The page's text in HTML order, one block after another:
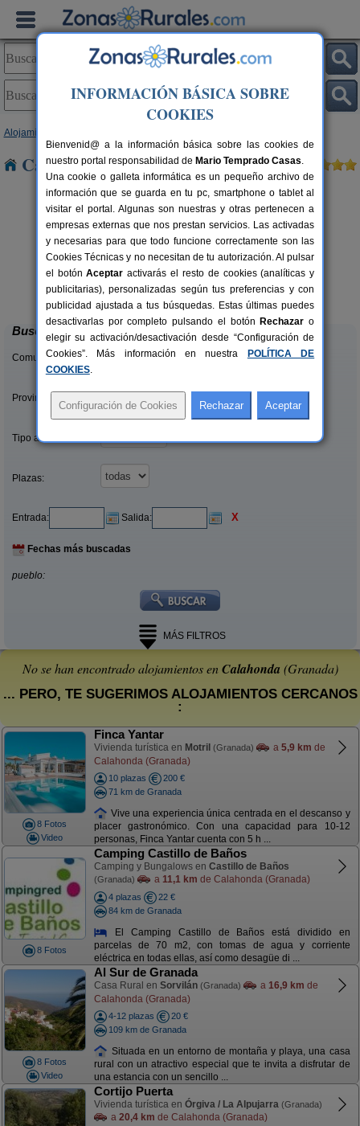
Alojamientos
Casas Rurales cerca de Calahonda
2-44+16 pers.
desde28 €
Complejo Rural Balcón de Valor
Válor (Granada)
Buscar
Comunidades:
Provincias/Islas:
Tipo alquiler:
Plazas:
Entrada: Salida: X
Fechas más buscadas
pueblo:
MÁS FILTROS
No se han encontrado alojamientos enCalahonda (Granada)
... PERO, TE SUGERIMOS ALOJAMIENTOS CERCANOS
:
8 Fotos
Video
Finca Yantar
Vivienda turística en Motril (Granada) a 5,9 km de
Calahonda (Granada)
10 plazas
200 €
71 km de Granada
Vive una experiencia única centrada en el descanso y
placer gastronómico. Con una capacidad para 10-12
personas, Finca Yantar cuenta con 5 h ...
8 Fotos
Camping Castillo de Baños
Camping y Bungalows en Castillo de Baños
(Granada) a 11,1 km de Calahonda (Granada)
4 plazas
22 €
84 km de Granada
El Camping Castillo de Baños está dividido en
parcelas de 70 m2, con tomas de agua y corriente
eléctrica en todas ellas, así como desagüe di ...
8 Fotos
Video
Al Sur de Granada
Casa Rural en Sorvilán (Granada) a 16,9 km de
Calahonda (Granada)
4-12 plazas
20 €
109 km de Granada
Situada en un entorno de montaña y playa, una casa
rural con un atractivo especial que te invita a disfrutar de
una estancia con un sencillo ...
Cortijo Puerta
Vivienda turística en Órgiva / La Alpujarra (Granada)
a 20,4 km de Calahonda (Granada)
INFORMACIÓN BÁSICA SOBRE
COOKIES
Bienvenid@ a la información básica sobre las cookies de
nuestro portal responsabilidad de Mario Temprado Casas.
Una cookie o galleta informática es un pequeño archivo de
información que se guarda en tu pc, smartphone o tablet al
visitar el portal. Algunas son nuestras y otras pertenecen a
empresas externas que nos prestan servicios. Las activadas
y necesarias para que todo funcione correctamente son las
Cookies Técnicas y no necesitan de tu autorización. Al pulsar
el botónAceptar activarás el resto de cookies (analíticas y
publicitarias), personalizadas según tus preferencias y con
publicidad ajustada a tus búsquedas. Estas últimas puedes
desactivarlas por completo pulsando el botón Rechazar o
elegir su activación/desactivación desde “Configuración de
Cookies”. Más información en nuestra
POLÍTICA DE
COOKIES.